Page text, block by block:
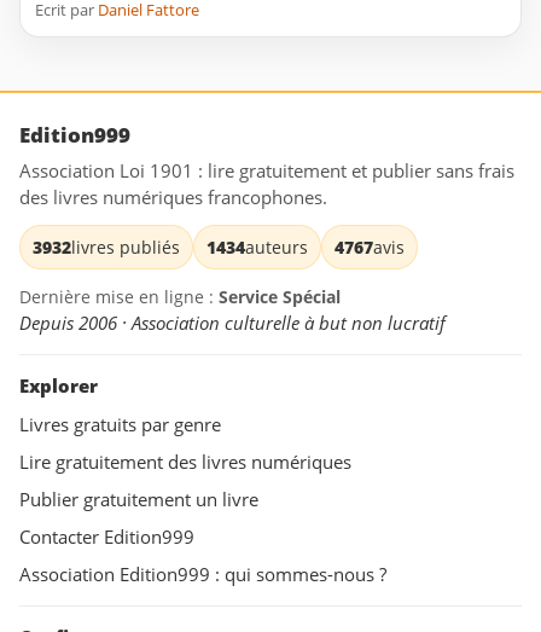
Ecrit par Daniel Fattore
Edition999
Association Loi 1901 : lire gratuitement et publier sans frais
des livres numériques francophones.
3932livres publiés 1434auteurs 4767avis
Dernière mise en ligne : Service Spécial
Depuis 2006 · Association culturelle à but non lucratif
Explorer
Livres gratuits par genre
Lire gratuitement des livres numériques
Publier gratuitement un livre
Contacter Edition999
Association Edition999 : qui sommes-nous ?